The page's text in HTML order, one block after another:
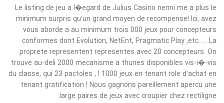
Le listing de jeu a l�egard de Julius Casino nenni me a plus le
minimum surpris qu’un grand moyen de recompense! Ici, avez
vous aborde a au minimum trois 000 jeux pour concepteurs
conformes dont Evolution, NetEnt, Pragmatic Play ,etc…. La
proprete representent representes avec 20 concepteurs. On
trouve au-deli 2000 mecanisme a thunes disponibles vis-i�-vis
du classe, qui 23 pactoles , ! 1000 jeux en tenant role d’achat en
tenant gratification ! Nous gagnons pareillement apercu une
large paires de jeux avec croupier chez rectiligne.